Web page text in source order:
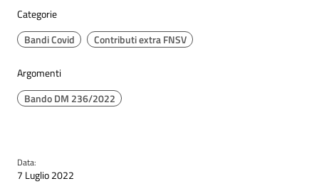
Categorie
Bandi Covid
Contributi extra FNSV
Argomenti
Bando DM 236/2022
Data:
7 Luglio 2022